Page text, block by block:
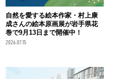
自然を愛する絵本作家・村上康
成さんの絵本原画展が岩手県花
巻で9月13日まで開催中！
2026.07.15